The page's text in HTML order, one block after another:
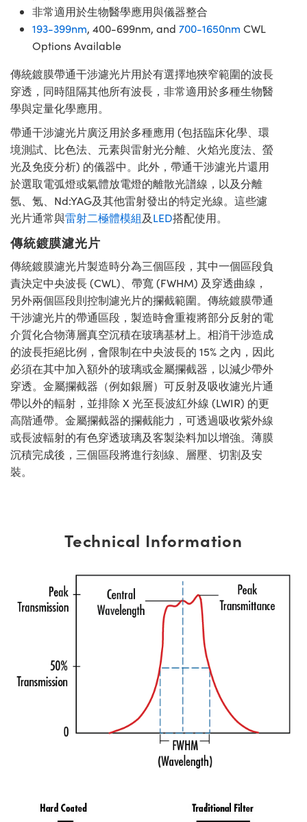
非常適用於生物醫學應用與儀器整合
193-399nm, 400-699nm, and 700-1650nm CWL
Options Available
傳統鍍膜帶通干涉濾光片用於有選擇地狹窄範圍的波長
穿透，同時阻隔其他所有波長，非常適用於多種生物醫
學與定量化學應用。
帶通干涉濾光片廣泛用於多種應用 (包括臨床化學、環
境測試、比色法、元素與雷射光分離、火焰光度法、螢
光及免疫分析) 的儀器中。此外，帶通干涉濾光片還用
於選取電弧燈或氣體放電燈的離散光譜線，以及分離
氬、氪、Nd:YAG及其他雷射發出的特定光線。這些濾
光片通常與雷射二極體模組及LED搭配使用。
傳統鍍膜濾光片
傳統鍍膜濾光片製造時分為三個區段，其中一個區段負
責決定中央波長 (CWL)、帶寬 (FWHM) 及穿透曲線，
另外兩個區段則控制濾光片的攔截範圍。傳統鍍膜帶通
干涉濾光片的帶通區段，製造時會重複將部分反射的電
介質化合物薄層真空沉積在玻璃基材上。相消干涉造成
的波長拒絕比例，會限制在中央波長的 15% 之內，因此
必須在其中加入額外的玻璃或金屬攔截器，以減少帶外
穿透。金屬攔截器（例如銀層）可反射及吸收濾光片通
帶以外的輻射，並排除 X 光至長波紅外線 (LWIR) 的更
高階通帶。金屬攔截器的攔截能力，可透過吸收紫外線
或長波輻射的有色穿透玻璃及客製染料加以增強。薄膜
沉積完成後，三個區段將進行刻線、層壓、切割及安
裝。
Technical Information